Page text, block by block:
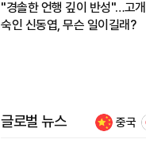
"경솔한 언행 깊이 반성"…고개
숙인 신동엽, 무슨 일이길래?
글로벌 뉴스 중국